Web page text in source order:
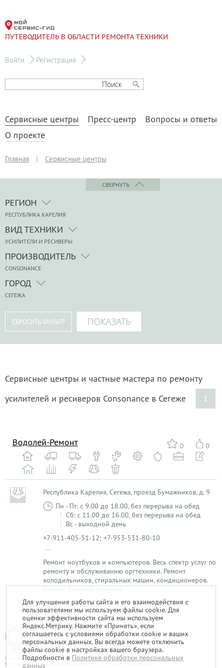
ПУТЕВОДИТЕЛЬ В ОБЛАСТИ РЕМОНТА ТЕХНИКИ
Войти Регистрация
Сервисные центры Пресс-центр
Вопросы и ответы
О проекте
Главная | Сервисные центры
СВЕРНУТЬ
РЕГИОН
РЕСПУБЛИКА КАРЕЛИЯ
ВИД ТЕХНИКИ
УСИЛИТЕЛИ И РЕСИВЕРЫ
ПРОИЗВОДИТЕЛЬ
CONSONANCE
ГОРОД
СЕГЕЖА
Сервисные центры и частные мастера по ремонту
усилителей и ресиверов Consonance в Сегеже
1
0 0
Водолей-Ремонт
Республика Карелия, Сегежа, проезд Бумажников, д. 9
Пн - Пт: с 9.00 до 18.00, без перерыва на обед
Сб: с 11.00 до 16.00, без перерыва на обед
Вс - выходной день
+7-911-405-51-12; +7-953-531-80-10
Ремонт ноутбуков и компьютеров. Весь спектр услуг по
ремонту и обслуживанию оргтехники. Ремонт
холодильников, стиральных машин, кондиционеров.
Ремонт бытовой техники.
1
© 2014-2026. «Мой Сервис-Гид» – проект группы «Текарт».
При любом использовании материалов ресурса ссылка обязательна.
Для улучшения работы сайта и его взаимодействия с
пользователями мы используем файлы cookie. Для
оценки эффективности сайта мы используем
Яндекс.Метрику. Нажмите «Принять», если
соглашаетесь с условиями обработки cookie и ваших
персональных данных. Вы всегда можете отключить
файлы cookie в настройках вашего браузера.
Подробности в Политике обработки персональных
данных